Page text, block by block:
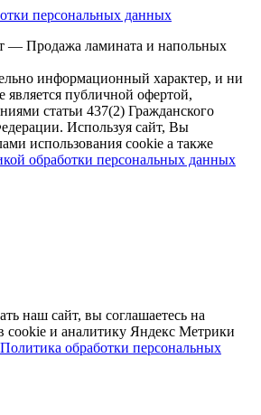
персональных данных
— Продажа ламината и напольных
информационный характер, и ни
является публичной офертой,
статьи 437(2) Гражданского
Используя сайт, Вы
использования cookie а также
обработки персональных данных
наш сайт, вы соглашаетесь на
сооkіе и аналитику Яндекс Метрики
Политика обработки персональных